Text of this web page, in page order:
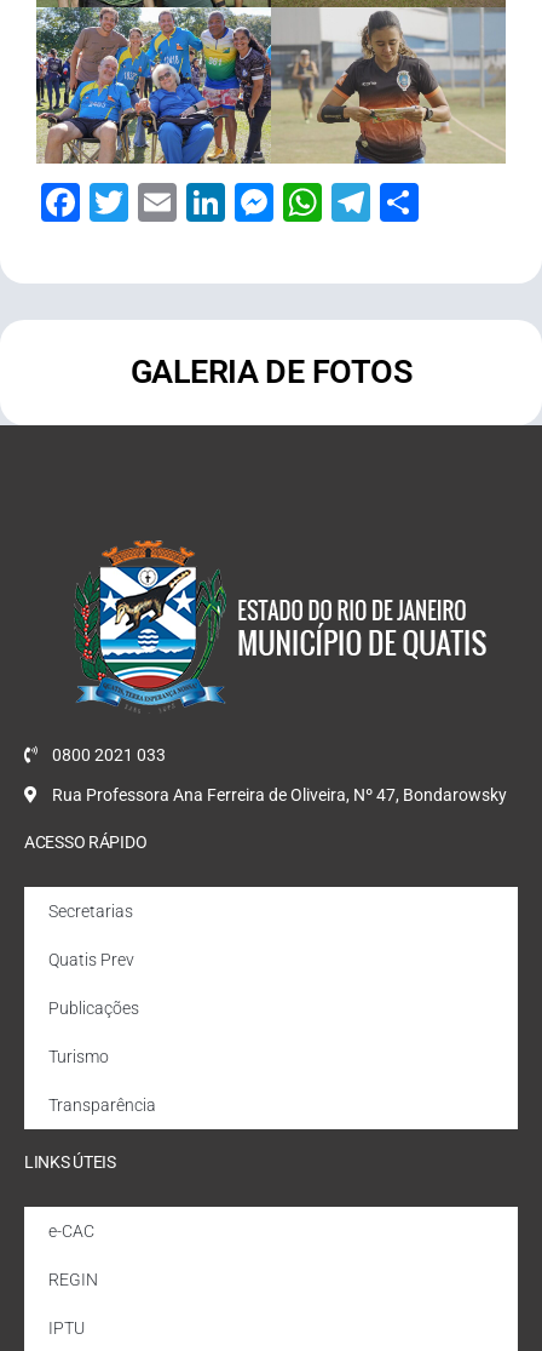
Facebook
Twitter
EmailLinkedIn
Messenger
WhatsApp
Telegram
GALERIA DE FOTOS
0800 2021 033
Rua Professora Ana Ferreira de Oliveira, Nº 47, Bondarowsky
ACESSO RÁPIDO
Secretarias
Quatis Prev
Publicações
Turismo
Transparência
LINKS ÚTEIS
e-CAC
REGIN
IPTU